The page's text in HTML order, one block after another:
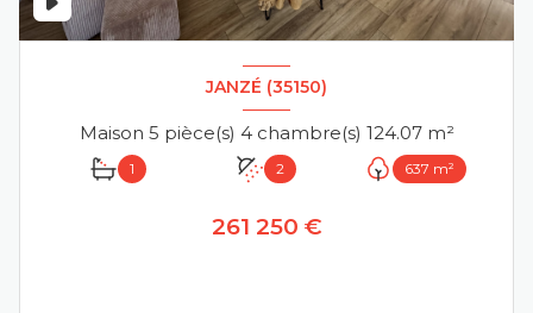
JANZÉ (35150)
Maison 5 pièce(s) 4 chambre(s) 124.07 m²
1 2 637 m²
261 250 €